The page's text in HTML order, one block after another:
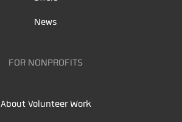
News
FOR NONPROFITS
About Volunteer Work